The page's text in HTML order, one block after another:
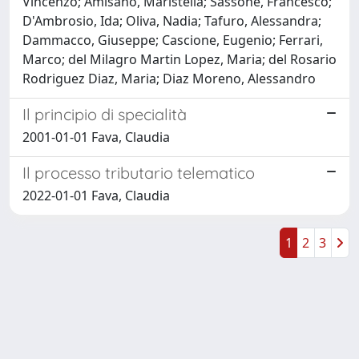
D'Ambrosio, Ida; Oliva, Nadia; Tafuro, Alessandra;
Dammacco, Giuseppe; Cascione, Eugenio; Ferrari,
Marco; del Milagro Martin Lopez, Maria; del Rosario
Rodriguez Diaz, Maria; Diaz Moreno, Alessandro
Il principio di specialità
2001-01-01 Fava, Claudia
Il processo tributario telematico
2022-01-01 Fava, Claudia
1 2 3